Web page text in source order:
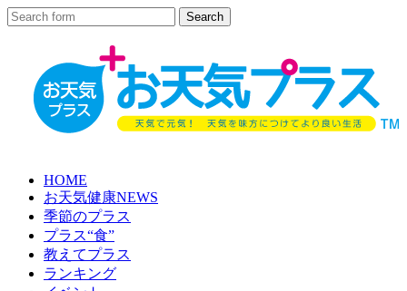
HOME
お天気健康NEWS
季節のプラス
プラス“食”
教えてプラス
ランキング